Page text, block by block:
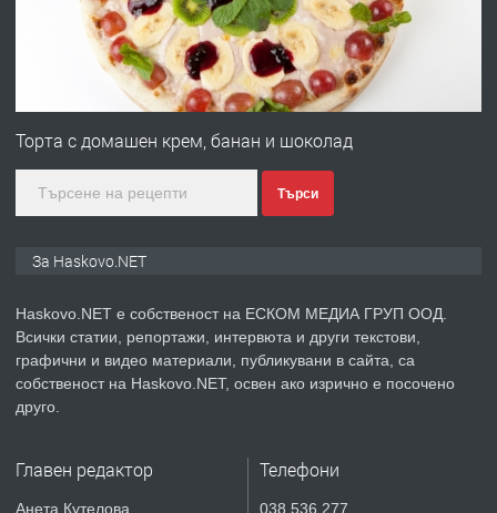
№4120 Магазин/Офис под наем в кв.
градската градина!
преди 4 дни
ПРЕДЛАГА
Продавам парцел в гр. Хасково кв.
Торта с домашен крем, банан и шоколад
Търси
За Haskovo.NET
Haskovo.NET е собственост на ЕСКОМ МЕДИА ГРУП ООД.
Всички статии, репортажи, интервюта и други текстови,
графични и видео материали, публикувани в сайта, са
собственост на Haskovo.NET, освен ако изрично е посочено
друго.
Главен редактор
Анета Кутелова
Телефони
038 536 277